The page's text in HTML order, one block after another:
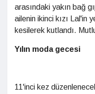
arasındaki yakın bağ
ailenin ikinci kızı Lal'in
kesilerek kutlandı.
Yılın moda gecesi
11'inci kez